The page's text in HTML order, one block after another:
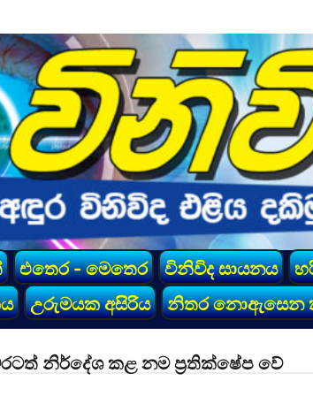
එතෙර - මෙතෙර විනිවිද සායනය
උරුමයක අසිරිය නිතර නොඇසෙන
නිර්දේශ කළ නම ප්‍රතික්ෂේප වේ